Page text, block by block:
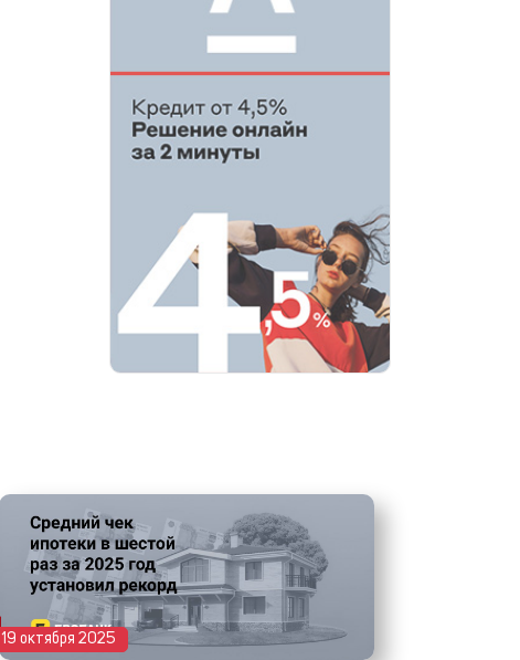
19 октября 2025